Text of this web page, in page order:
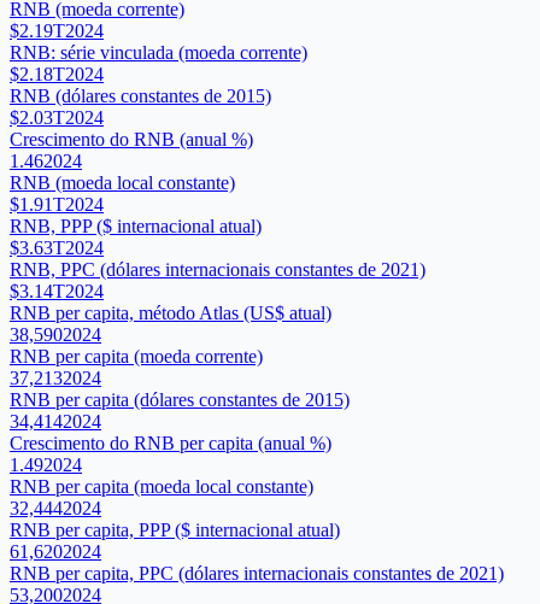
RNB (moeda corrente)
$2.19T2024
RNB: série vinculada (moeda corrente)
$2.18T2024
RNB (dólares constantes de 2015)
$2.03T2024
Crescimento do RNB (anual %)
1.462024
RNB (moeda local constante)
$1.91T2024
RNB, PPP ($ internacional atual)
$3.63T2024
RNB, PPC (dólares internacionais constantes de 2021)
$3.14T2024
RNB per capita, método Atlas (US$ atual)
38,5902024
RNB per capita (moeda corrente)
37,2132024
RNB per capita (dólares constantes de 2015)
34,4142024
Crescimento do RNB per capita (anual %)
1.492024
RNB per capita (moeda local constante)
32,4442024
RNB per capita, PPP ($ internacional atual)
61,6202024
RNB per capita, PPC (dólares internacionais constantes de 2021)
53,2002024